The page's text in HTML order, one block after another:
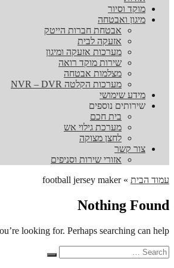
מוקד וסיור
מיגון ואבטחה
אבטחת חברות הייטק
אזעקה לבית
מערכות אזעקה ומיגון
שירות מוקד רואה
מצלמות אבטחה
מערכות הקלטה NVR – DVR
מידע שימושי
שירותים נוספים
בית חכם
מערכת גילוי אש
לחצן מצוקה
צור קשר
אזורי שירות וסניפים
עמוד הבית »
football jersey maker
Nothing Found
looking for. Perhaps searching can help.
Search
for:
Search